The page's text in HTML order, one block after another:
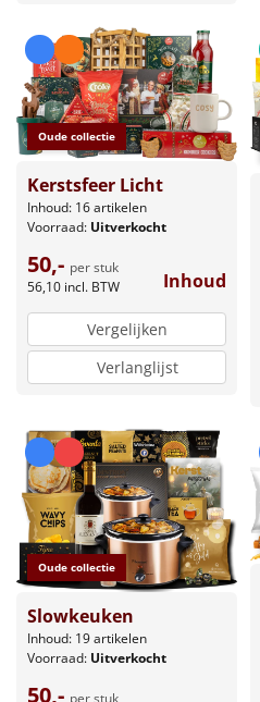
Oude collectie
Kerstsfeer Licht
Inhoud: 16 artikelen
Voorraad: Uitverkocht
50,- per stuk
56,10 incl. BTW Inhoud
Vergelijken
Verlanglijst
Oude collectie
Slowkeuken
Inhoud: 19 artikelen
Voorraad: Uitverkocht
50,- per stuk